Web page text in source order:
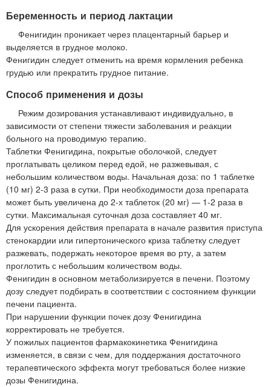
Беременность и период лактации
Фенигидин проникает через плацентарный барьер и
выделяется в грудное молоко.
Фенигидин следует отменить на время кормления ребенка
грудью или прекратить грудное питание.
Способ применения и дозы
Режим дозирования устанавливают индивидуально, в
зависимости от степени тяжести заболевания и реакции
больного на проводимую терапию.
Таблетки Фенигидина, покрытые оболочкой, следует
проглатывать целиком перед едой, не разжевывая, с
небольшим количеством воды. Начальная доза: по 1 таблетке
(10 мг) 2-3 раза в сутки. При необходимости доза препарата
может быть увеличена до 2-х таблеток (20 мг) — 1-2 раза в
сутки. Максимальная суточная доза составляет 40 мг.
Для ускорения действия препарата в начале развития приступа
стенокардии или гипертонического криза таблетку следует
разжевать, подержать некоторое время во рту, а затем
проглотить с небольшим количеством воды.
Фенигидин в основном метаболизируется в печени. Поэтому
дозу следует подбирать в соответствии с состоянием функции
печени пациента.
При нарушении функции почек дозу Фенигидина
корректировать не требуется.
У пожилых пациентов фармакокинетика Фенигидина
изменяется, в связи с чем, для поддержания достаточного
терапевтического эффекта могут требоваться более низкие
дозы Фенигидина.